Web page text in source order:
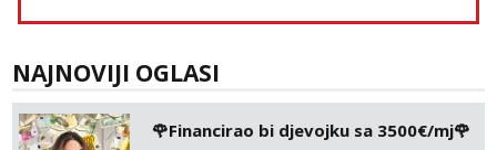
NAJNOVIJI OGLASI
🌹Financirao bi djevojku sa 3500€/mj🌹